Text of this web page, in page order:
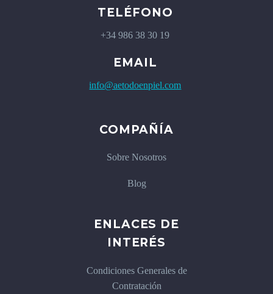
TELÉFONO
+34 986 38 30 19
EMAIL
info@aetodoenpiel.com
COMPAÑÍA
Sobre Nosotros
Blog
ENLACES DE
INTERÉS
Condiciones Generales de
Contratación